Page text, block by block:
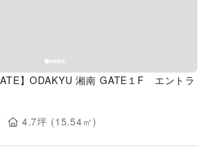
】ODAKYU 湘南 GATE１F エントラ
4.7坪 (15.54㎡)